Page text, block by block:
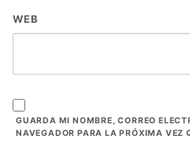
WEB
GUARDA MI NOMBRE, CORREO
NAVEGADOR PARA LA PRÓXIMA VEZ